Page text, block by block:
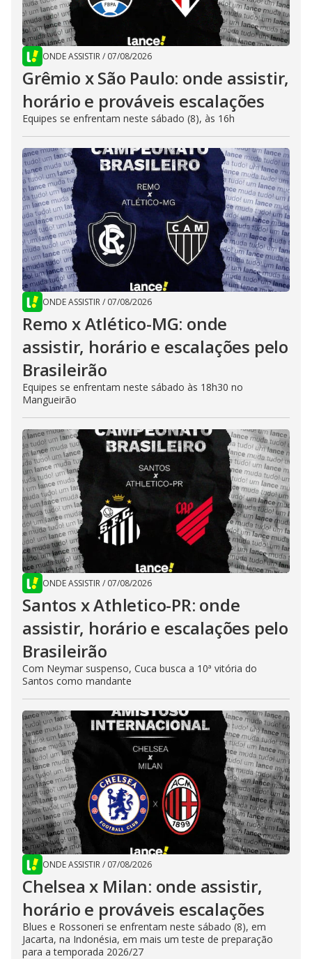
ONDE ASSISTIR/ 07/08/2026
Grêmio x São Paulo: onde assistir,
horário e prováveis escalações
Equipes se enfrentam neste sábado (8), às 16h
ONDE ASSISTIR/ 07/08/2026
Remo x Atlético-MG: onde
assistir, horário e escalações pelo
Brasileirão
Equipes se enfrentam neste sábado às 18h30 no
Mangueirão
ONDE ASSISTIR/ 07/08/2026
Santos x Athletico-PR: onde
assistir, horário e escalações pelo
Brasileirão
Com Neymar suspenso, Cuca busca a 10ª vitória do
Santos como mandante
ONDE ASSISTIR/ 07/08/2026
Chelsea x Milan: onde assistir,
horário e prováveis escalações
Blues e Rossoneri se enfrentam neste sábado (8), em
Jacarta, na Indonésia, em mais um teste de preparação
para a temporada 2026/27